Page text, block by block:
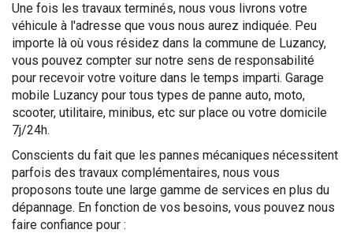
Une fois les travaux terminés, nous vous livrons votre
véhicule à l'adresse que vous nous aurez indiquée. Peu
importe là où vous résidez dans la commune de Luzancy,
vous pouvez compter sur notre sens de responsabilité
pour recevoir votre voiture dans le temps imparti. Garage
mobile Luzancy pour tous types de panne auto, moto,
scooter, utilitaire, minibus, etc sur place ou votre domicile
7j/24h.
Conscients du fait que les pannes mécaniques nécessitent
parfois des travaux complémentaires, nous vous
proposons toute une large gamme de services en plus du
dépannage. En fonction de vos besoins, vous pouvez nous
faire confiance pour :